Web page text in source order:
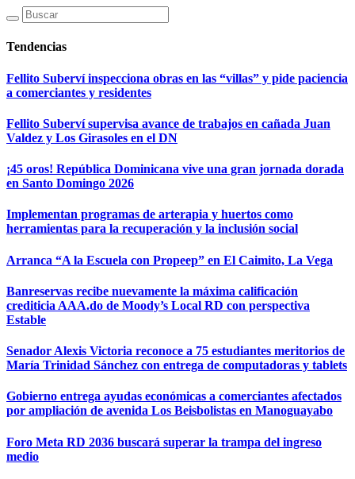
Tendencias
Fellito Suberví inspecciona obras en las “villas” y pide paciencia
a comerciantes y residentes
Fellito Suberví supervisa avance de trabajos en cañada Juan
Valdez y Los Girasoles en el DN
¡45 oros! República Dominicana vive una gran jornada dorada
en Santo Domingo 2026
Implementan programas de arterapia y huertos como
herramientas para la recuperación y la inclusión social
Arranca “A la Escuela con Propeep” en El Caimito, La Vega
Banreservas recibe nuevamente la máxima calificación
crediticia AAA.do de Moody’s Local RD con perspectiva
Estable
Senador Alexis Victoria reconoce a 75 estudiantes meritorios de
María Trinidad Sánchez con entrega de computadoras y tablets
Gobierno entrega ayudas económicas a comerciantes afectados
por ampliación de avenida Los Beisbolistas en Manoguayabo
Foro Meta RD 2036 buscará superar la trampa del ingreso
medio